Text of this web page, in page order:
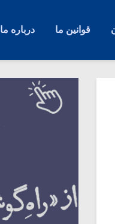
قوانین ما درباره ما